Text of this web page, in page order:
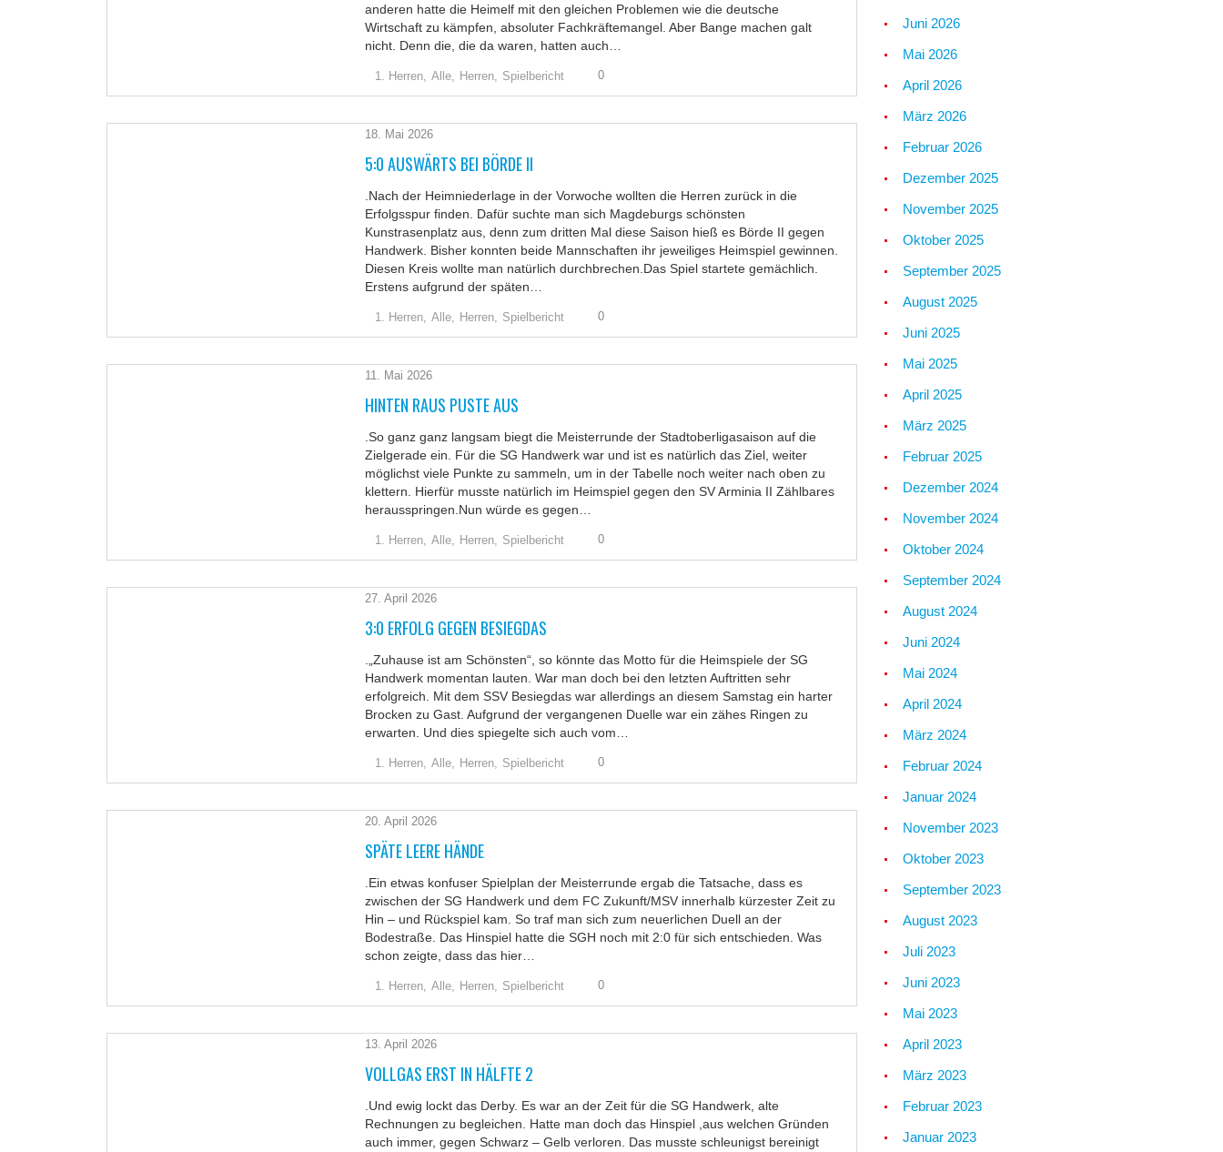
anderen hatte die Heimelf mit den gleichen Problemen wie die deutsche
Wirtschaft zu kämpfen, absoluter Fachkräftemangel. Aber Bange machen galt
nicht. Denn die, die da waren, hatten auch…
1. Herren, Alle, Herren, Spielbericht 0
18. Mai 2026
5:0 AUSWÄRTS BEI BÖRDE II
.Nach der Heimniederlage in der Vorwoche wollten die Herren zurück in die
Erfolgsspur finden. Dafür suchte man sich Magdeburgs schönsten
Kunstrasenplatz aus, denn zum dritten Mal diese Saison hieß es Börde II gegen
Handwerk. Bisher konnten beide Mannschaften ihr jeweiliges Heimspiel gewinnen.
Diesen Kreis wollte man natürlich durchbrechen.Das Spiel startete gemächlich.
Erstens aufgrund der späten…
1. Herren, Alle, Herren, Spielbericht 0
11. Mai 2026
HINTEN RAUS PUSTE AUS
.So ganz ganz langsam biegt die Meisterrunde der Stadtoberligasaison auf die
Zielgerade ein. Für die SG Handwerk war und ist es natürlich das Ziel, weiter
möglichst viele Punkte zu sammeln, um in der Tabelle noch weiter nach oben zu
klettern. Hierfür musste natürlich im Heimspiel gegen den SV Arminia II Zählbares
herausspringen.Nun würde es gegen…
1. Herren, Alle, Herren, Spielbericht 0
27. April 2026
3:0 ERFOLG GEGEN BESIEGDAS
.„Zuhause ist am Schönsten“, so könnte das Motto für die Heimspiele der SG
Handwerk momentan lauten. War man doch bei den letzten Auftritten sehr
erfolgreich. Mit dem SSV Besiegdas war allerdings an diesem Samstag ein harter
Brocken zu Gast. Aufgrund der vergangenen Duelle war ein zähes Ringen zu
erwarten. Und dies spiegelte sich auch vom…
1. Herren, Alle, Herren, Spielbericht 0
20. April 2026
SPÄTE LEERE HÄNDE
.Ein etwas konfuser Spielplan der Meisterrunde ergab die Tatsache, dass es
zwischen der SG Handwerk und dem FC Zukunft/MSV innerhalb kürzester Zeit zu
Hin – und Rückspiel kam. So traf man sich zum neuerlichen Duell an der
Bodestraße. Das Hinspiel hatte die SGH noch mit 2:0 für sich entschieden. Was
schon zeigte, dass das hier…
1. Herren, Alle, Herren, Spielbericht 0
13. April 2026
VOLLGAS ERST IN HÄLFTE 2
.Und ewig lockt das Derby. Es war an der Zeit für die SG Handwerk, alte
Rechnungen zu begleichen. Hatte man doch das Hinspiel ,aus welchen Gründen
auch immer, gegen Schwarz – Gelb verloren. Das musste schleunigst bereinigt
Juni 2026
Mai 2026
April 2026
März 2026
Februar 2026
Dezember 2025
November 2025
Oktober 2025
September 2025
August 2025
Juni 2025
Mai 2025
April 2025
März 2025
Februar 2025
Dezember 2024
November 2024
Oktober 2024
September 2024
August 2024
Juni 2024
Mai 2024
April 2024
März 2024
Februar 2024
Januar 2024
November 2023
Oktober 2023
September 2023
August 2023
Juli 2023
Juni 2023
Mai 2023
April 2023
März 2023
Februar 2023
Januar 2023